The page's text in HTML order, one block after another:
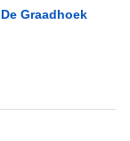
Graadhoek